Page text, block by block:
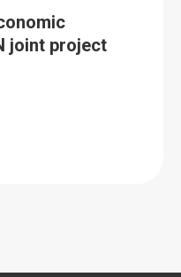
joint project